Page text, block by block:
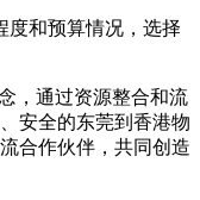
度和预算情况，选择
，通过资源整合和流
安全的东莞到香港物
合作伙伴，共同创造